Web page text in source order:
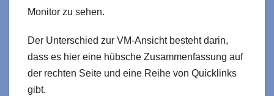
Monitor zu sehen.
Der Unterschied zur VM-Ansicht besteht darin,
dass es hier eine hübsche Zusammenfassung auf
der rechten Seite und eine Reihe von Quicklinks
gibt.